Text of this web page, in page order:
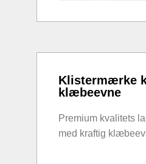
Klistermærke
klæbeevne
Premium kvalitets
med kraftig